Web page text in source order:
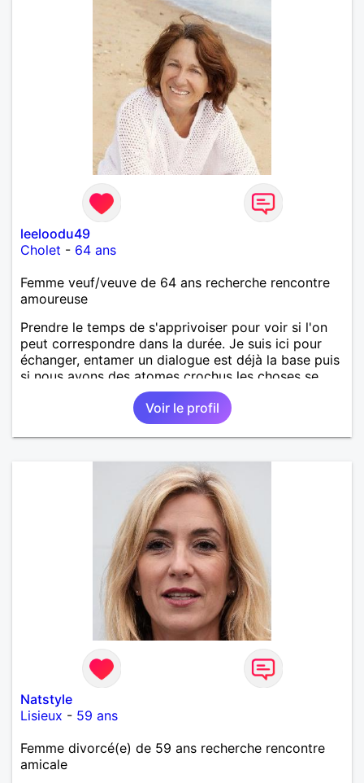
leeloodu49
Cholet - 64 ans
Femme veuf/veuve de 64 ans recherche rencontre
amoureuse
Prendre le temps de s'apprivoiser pour voir si l'on
peut correspondre dans la durée. Je suis ici pour
échanger, entamer un dialogue est déjà la base puis
si nous avons des atomes crochus les choses se
mettrons en place petit à petit normalement.
Voir le profil
Natstyle
Lisieux - 59 ans
Femme divorcé(e) de 59 ans recherche rencontre
amicale